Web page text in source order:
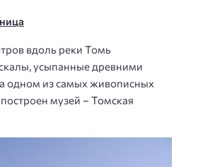
вдоль реки Томь
усыпанные древними
одном из самых живописных
музей – Томская